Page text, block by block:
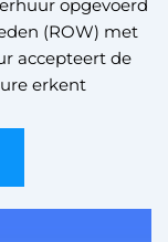
opgevoerd
(ROW) met
accepteert de
erkent